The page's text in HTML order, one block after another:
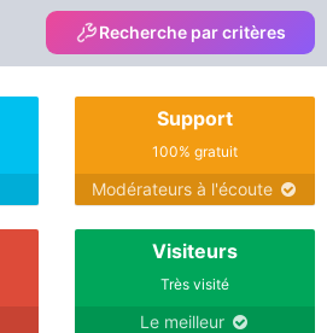
Recherche par critères
Support
100% gratuit
Modérateurs à l'écoute
Visiteurs
Très visité
Le meilleur